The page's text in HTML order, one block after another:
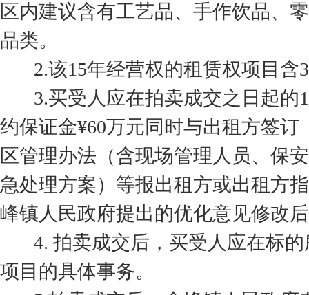
区内建议含有工艺品、手作饮品、
品类。
2.该15年经营权的租赁权项目含
3.买受人应在拍卖成交之日起的
约保证金¥60万元同时与出租方签
区管理办法（含现场管理人员、保
急处理方案）等报出租方或出租方
峰镇人民政府提出的优化意见修改
4. 拍卖成交后，买受人应在标的
项目的具体事务。